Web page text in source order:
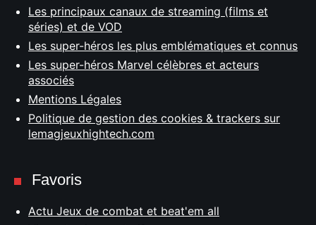
Les principaux canaux de streaming (films et
séries) et de VOD
Les super-héros les plus emblématiques et connus
Les super-héros Marvel célèbres et acteurs
associés
Mentions Légales
Politique de gestion des cookies & trackers sur
lemagjeuxhightech.com
Favoris
Actu Jeux de combat et beat'em all